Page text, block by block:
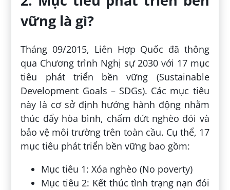
vững là gì?
Tháng 09/2015, Liên Hợp Quốc đã thông
qua Chương trình Nghị sự 2030 với 17 mục
tiêu phát triển bền vững (Sustainable
Development Goals – SDGs). Các mục tiêu
này là cơ sở định hướng hành động nhằm
thúc đẩy hòa bình, chấm dứt nghèo đói và
bảo vệ môi trường trên toàn cầu. Cụ thể, 17
mục tiêu phát triển bền vững bao gồm:
Mục tiêu 1: Xóa nghèo (No poverty)
Mục tiêu 2: Kết thúc tình trạng nạn đói